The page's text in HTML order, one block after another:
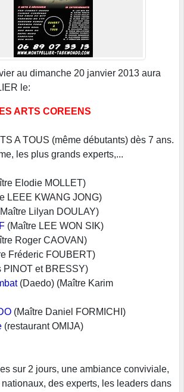
au dimanche 20 janvier 2013 aura
le:
ARTS COREENS
A TOUS (même débutants) dès 7 ans.
les plus grands experts,...
Elodie MOLLET)
LEEE KWANG JONG)
Lilyan DOULAY)
(Maître LEE WON SIK)
Roger CAOVAN)
Fréderic FOUBERT)
PINOT et BRESSY)
(Daedo) (Maître Karim
(Maître Daniel FORMICHI)
(restaurant OMIJA)
sur 2 jours, une ambiance conviviale,
des experts, les leaders dans